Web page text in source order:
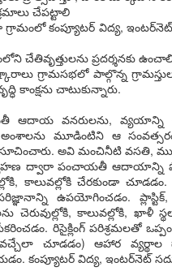
చేపట్టాలి
కంప్యూటర్‌ విద్య,
ప్రదర్శనకు
గ్రామసభలో పాల్గొన్న
కాంక్షను చాటుకున్నారు.
ఆదాయ వనరులను, వ్యయాన్ని
మూడింటిని ఆ
అవి మంచినీటి వసతి,
ద్వారా పంచాయతీ ఆదాయాన్ని
కాలువల్లోకి చేరకుండా చూడడం.
ఉపయోగించడం.
చెరువుల్లోకి, కాలువల్లోకి, ఖాళీ
రిసైక్లింగ్‌ పరిశ్రమలతో
చూడడం) ఆహార వ్యర్థాల
కంప్యూటర్‌ విద్య, ఇంటర్‌నెట్‌